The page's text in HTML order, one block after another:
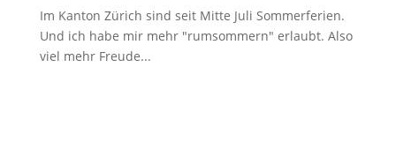
Im Kanton Zürich sind seit Mitte Juli Sommerferien.
Und ich habe mir mehr "rumsommern" erlaubt. Also
viel mehr Freude...